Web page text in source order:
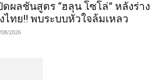
ดผลชันสูตร “ฮลุน โซโล่” หลังร่าง
ไทย!! พบระบบหัวใจล้มเหลว
2026